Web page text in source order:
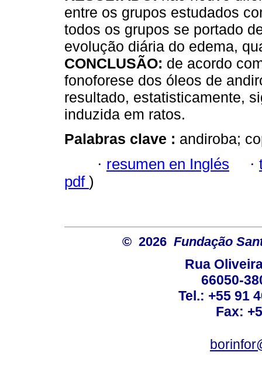
entre os grupos estudados
todos os grupos se portado
evolução diária do edema,
CONCLUSÃO: de acordo
fonoforese dos óleos de
resultado, estatisticamente,
induzida em ratos.
Palabras clave : andiroba;
· resumen en Inglés ·
pdf )
© 2026 Fundação
Rua
66050-
Tel.: +55 91
Fax: